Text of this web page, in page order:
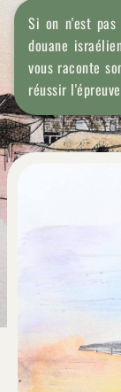
Si on n'est
douane
vous raconte
réussir